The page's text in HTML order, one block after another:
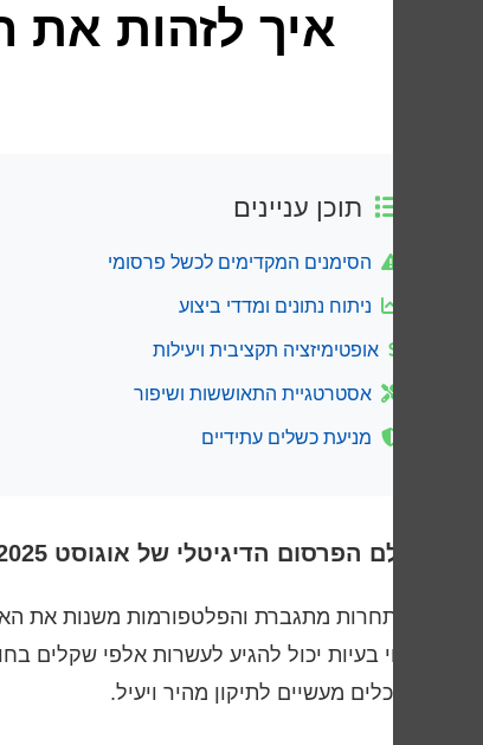
איך לזהות את
תוכן עניינים
הסימנים המקדימים לכשל פרסומי
ניתוח נתונים ומדדי ביצוע
אופטימיזציה תקציבית ויעילות
אסטרטגיית התאוששות ושיפור
מניעת כשלים עתידיים
בעולם הפרסום הדיגיטלי של אוגוסט 2025, מנהלי שיווק ובעלי עסקים מתמודדים עם אתגרים מורכבים יותר מאי פעם.
כשהתחרות מתגברת והפלטפורמות משנות את
בזיהוי בעיות יכול להגיע לעשרות אלפי
לכם כלים מעשיים לתיקון מהיר ויעיל.